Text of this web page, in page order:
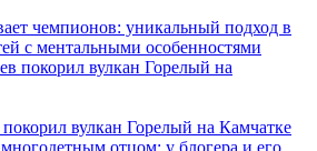
чемпионов: уникальный подход в
с ментальными особенностями
вулкан Горелый на Камчатке